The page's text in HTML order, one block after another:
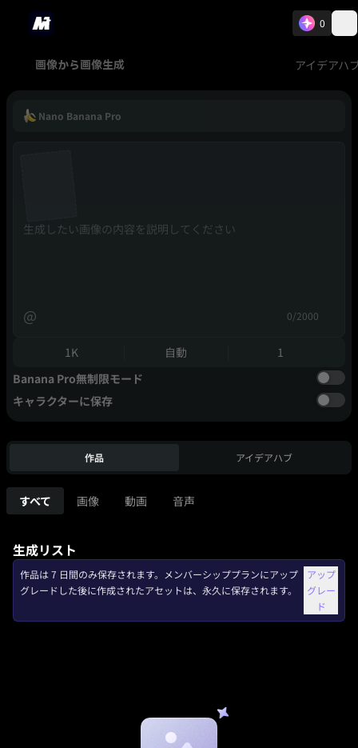
0
画像から画像生成 アイデアハ
Nano Banana Pro
@ 0/2000
1K 自動
1
Banana Pro無制限モード
キャラクターに保存
作品 アイデアハブ
すべて 画像 動画 音声
生成リスト
作品は 7 日間のみ保存されます。メンバーシッププランにアップ
グレードした後に作成されたアセットは、永久に保存されます。
アップ
グレー
ド